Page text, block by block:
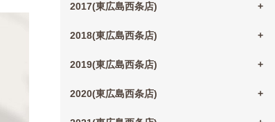
2017(東広島西条店)
2018(東広島西条店)
2019(東広島西条店)
2020(東広島西条店)